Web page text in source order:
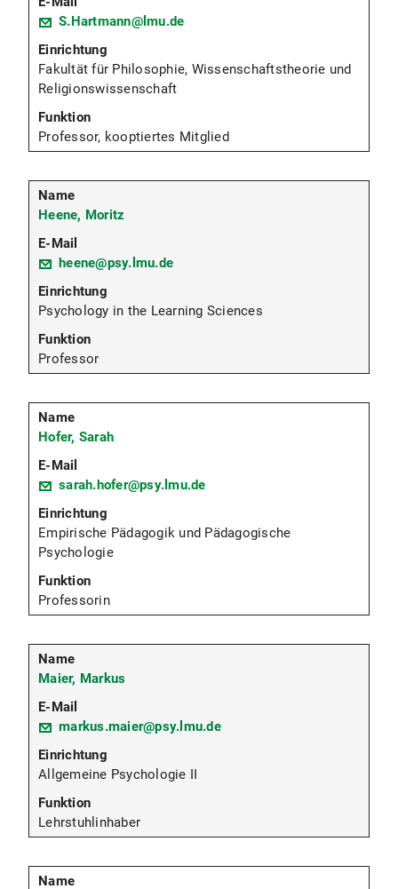
S.Hartmann@lmu.de
Fakultät für Philosophie, Wissenschaftstheorie und
Religionswissenschaft
Professor, kooptiertes Mitglied
Heene, Moritz
heene@psy.lmu.de
Psychology in the Learning Sciences
Professor
Hofer, Sarah
sarah.hofer@psy.lmu.de
Empirische Pädagogik und Pädagogische
Psychologie
Professorin
Maier, Markus
markus.maier@psy.lmu.de
Allgemeine Psychologie II
Lehrstuhlinhaber